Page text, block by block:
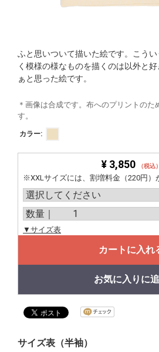
ふと思いついて描いた絵です。こう
く模様の様なものを描くのは以外と
ぁと思った絵です。
＊画像は合成です。布へのプリントのた
す。
カラー:
¥ 3,850 （税込）
※XXLサイズには、割増料金（220円）
▼サイズ表
カートに入れ
お気に入りに
サイズ表（半袖）